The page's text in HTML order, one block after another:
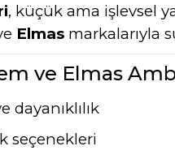
, küçük ama işlevsel
Elmas markalarıyla
ve Elmas
dayanıklılık
seçenekleri